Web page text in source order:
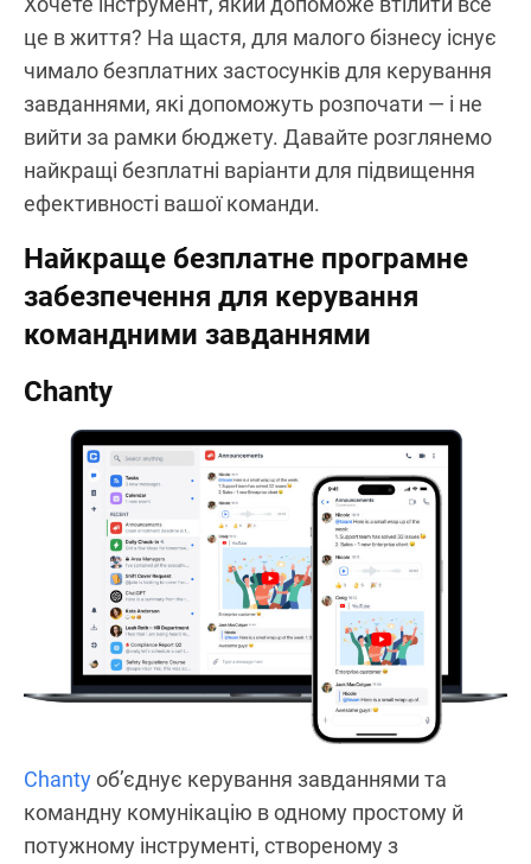
це в життя? На щастя, для малого бізнесу існує
чимало безплатних застосунків для керування
завданнями, які допоможуть розпочати — і не
вийти за рамки бюджету. Давайте розглянемо
найкращі безплатні варіанти для підвищення
ефективності вашої команди.
Найкраще безплатне програмне
забезпечення для керування
командними завданнями
Chanty
Chantyоб’єднує керування завданнями та
командну комунікацію в одному простому й
потужному інструменті, створеному з